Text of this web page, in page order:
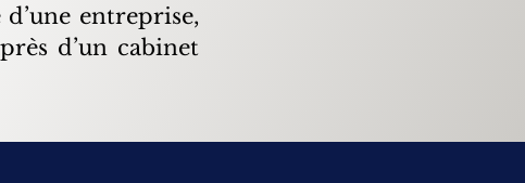
entreprise,
d’un cabinet